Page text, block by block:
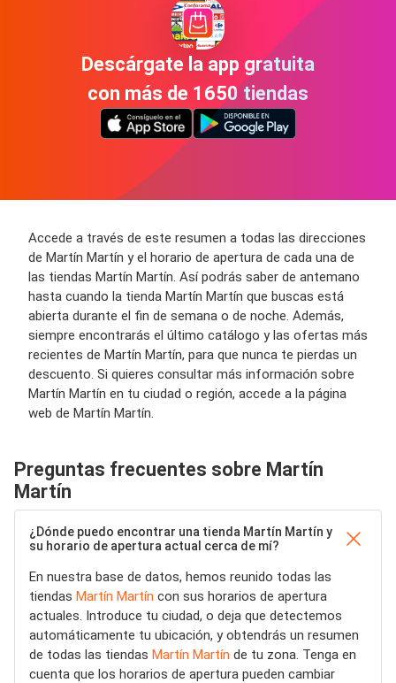
Descárgate la app gratuita
con más de 1650 tiendas
Accede a través de este resumen a todas las direcciones
de Martín Martín y el horario de apertura de cada una de
las tiendas Martín Martín. Así podrás saber de antemano
hasta cuando la tienda Martín Martín que buscas está
abierta durante el fin de semana o de noche. Además,
siempre encontrarás el último catálogo y las ofertas más
recientes de Martín Martín, para que nunca te pierdas un
descuento. Si quieres consultar más información sobre
Martín Martín en tu ciudad o región, accede a la página
web de Martín Martín.
Preguntas frecuentes sobre Martín
Martín
¿Dónde puedo encontrar una tienda Martín Martín y
su horario de apertura actual cerca de mí?
En nuestra base de datos, hemos reunido todas las
tiendas Martín Martín con sus horarios de apertura
actuales. Introduce tu ciudad, o deja que detectemos
automáticamente tu ubicación, y obtendrás un resumen
de todas las tiendas Martín Martín de tu zona. Tenga en
cuenta que los horarios de apertura pueden cambiar